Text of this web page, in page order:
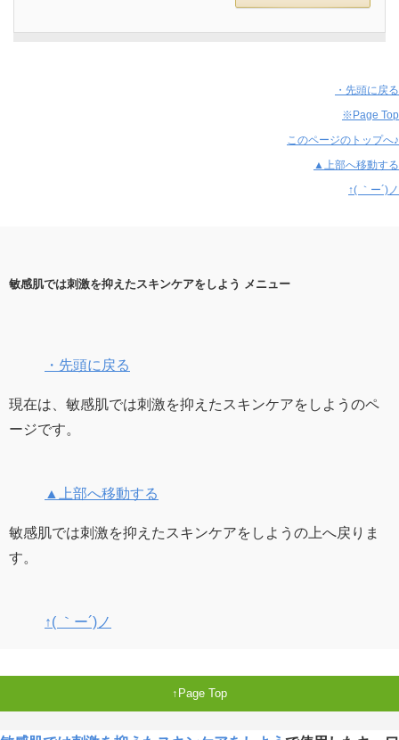
・先頭に戻る
※Page Top
このページのトップへ♪
▲上部へ移動する
↑( ｀ー´)ノ
敏感肌では刺激を抑えたスキンケアをしよう メニュー
・先頭に戻る
現在は、敏感肌では刺激を抑えたスキンケアをしようのペ
ージです。
▲上部へ移動する
敏感肌では刺激を抑えたスキンケアをしようの上へ戻りま
す。
↑( ｀ー´)ノ
Page Top